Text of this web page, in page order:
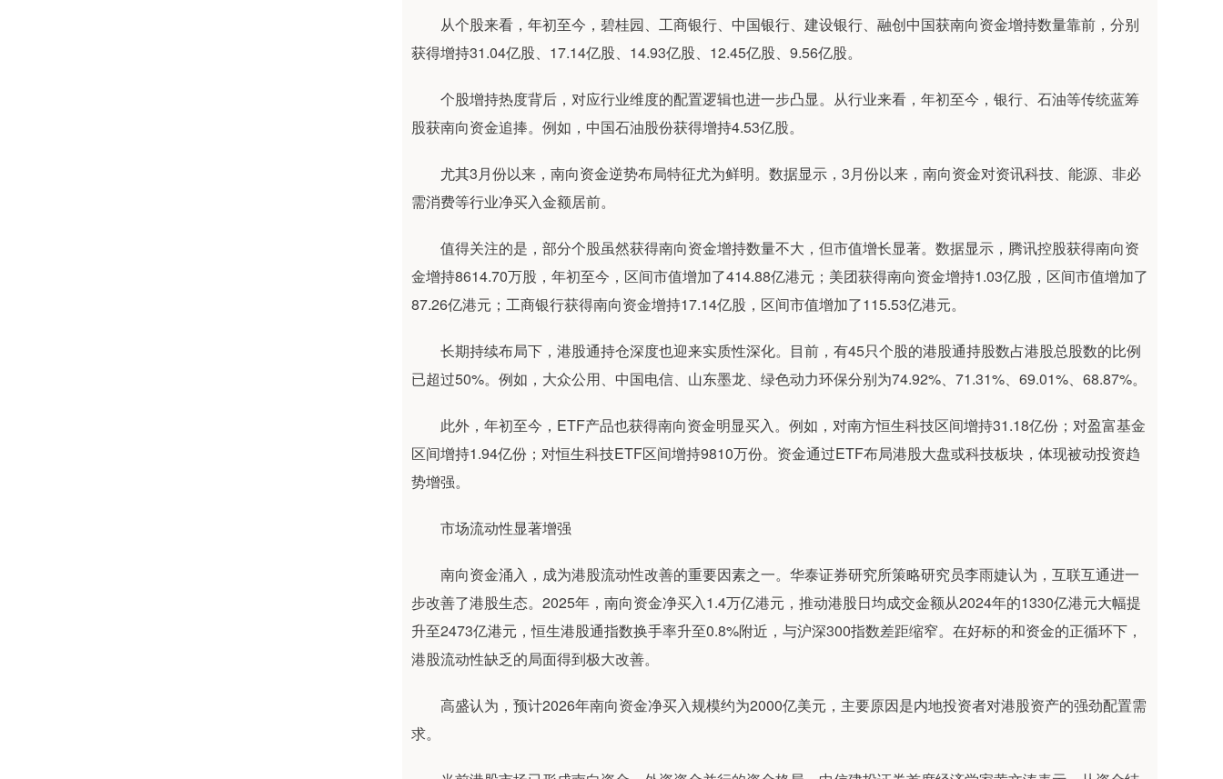
从个股来看，年初至今，碧桂园、工商银行、中国银行、建设银行、融创中国获南向资金增持数量靠前，分别
获得增持31.04亿股、17.14亿股、14.93亿股、12.45亿股、9.56亿股。
个股增持热度背后，对应行业维度的配置逻辑也进一步凸显。从行业来看，年初至今，银行、石油等传统蓝筹
股获南向资金追捧。例如，中国石油股份获得增持4.53亿股。
尤其3月份以来，南向资金逆势布局特征尤为鲜明。数据显示，3月份以来，南向资金对资讯科技、能源、非必
需消费等行业净买入金额居前。
值得关注的是，部分个股虽然获得南向资金增持数量不大，但市值增长显著。数据显示，腾讯控股获得南向资
金增持8614.70万股，年初至今，区间市值增加了414.88亿港元；美团获得南向资金增持1.03亿股，区间市值增加了
87.26亿港元；工商银行获得南向资金增持17.14亿股，区间市值增加了115.53亿港元。
长期持续布局下，港股通持仓深度也迎来实质性深化。目前，有45只个股的港股通持股数占港股总股数的比例
已超过50%。例如，大众公用、中国电信、山东墨龙、绿色动力环保分别为74.92%、71.31%、69.01%、68.87%。
此外，年初至今，ETF产品也获得南向资金明显买入。例如，对南方恒生科技区间增持31.18亿份；对盈富基金
区间增持1.94亿份；对恒生科技ETF区间增持9810万份。资金通过ETF布局港股大盘或科技板块，体现被动投资趋
势增强。
市场流动性显著增强
南向资金涌入，成为港股流动性改善的重要因素之一。华泰证券研究所策略研究员李雨婕认为，互联互通进一
步改善了港股生态。2025年，南向资金净买入1.4万亿港元，推动港股日均成交金额从2024年的1330亿港元大幅提
升至2473亿港元，恒生港股通指数换手率升至0.8%附近，与沪深300指数差距缩窄。在好标的和资金的正循环下，
港股流动性缺乏的局面得到极大改善。
高盛认为，预计2026年南向资金净买入规模约为2000亿美元，主要原因是内地投资者对港股资产的强劲配置需
求。